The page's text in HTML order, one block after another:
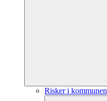
Risker i kommunen